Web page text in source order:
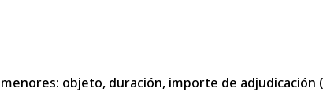
objeto, duración, importe de